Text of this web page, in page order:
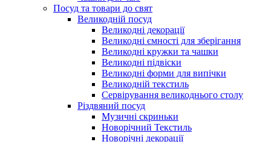
Посуд та товари до свят
Великодній посуд
Великодні декорації
Великодні ємності для зберігання
Великодні кружки та чашки
Великодні підвіски
Великодні форми для випічки
Великодній текстиль
Сервірування великоднього столу
Різдвяний посуд
Музичні скриньки
Новорічний Текстиль
Новорічні декорації